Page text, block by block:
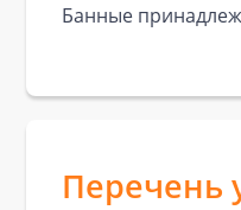
Банные
Перечень